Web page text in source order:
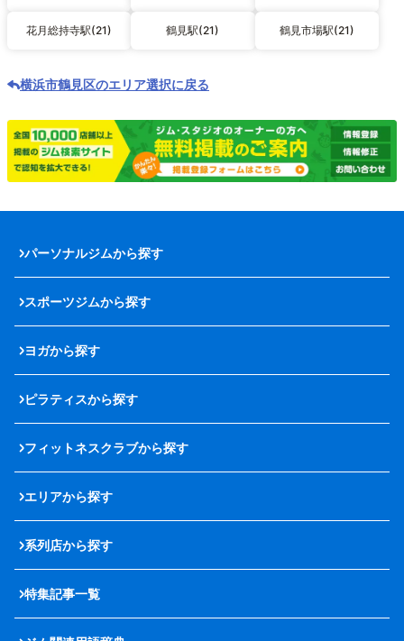
花月総持寺駅(21) 鶴見駅(21) 鶴見市場駅(21)
横浜市鶴見区のエリア選択に戻る
パーソナルジムから探す
スポーツジムから探す
ヨガから探す
ピラティスから探す
フィットネスクラブから探す
エリアから探す
系列店から探す
特集記事一覧